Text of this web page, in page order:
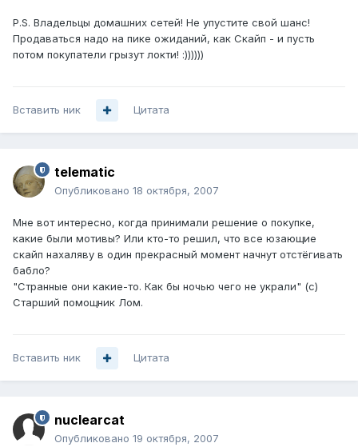
P.S. Владельцы домашних сетей! Не упустите свой шанс!
Продаваться надо на пике ожиданий, как Скайп - и пусть
потом покупатели грызут локти! :))))))
Вставить ник Цитата
telematic
Опубликовано 18 октября, 2007
Мне вот интересно, когда принимали решение о покупке,
какие были мотивы? Или кто-то решил, что все юзающие
скайп нахаляву в один прекрасный момент начнут отстёгивать
бабло?
"Странные они какие-то. Как бы ночью чего не украли" (с)
Старший помощник Лом.
Вставить ник Цитата
nuclearcat
Опубликовано 19 октября, 2007